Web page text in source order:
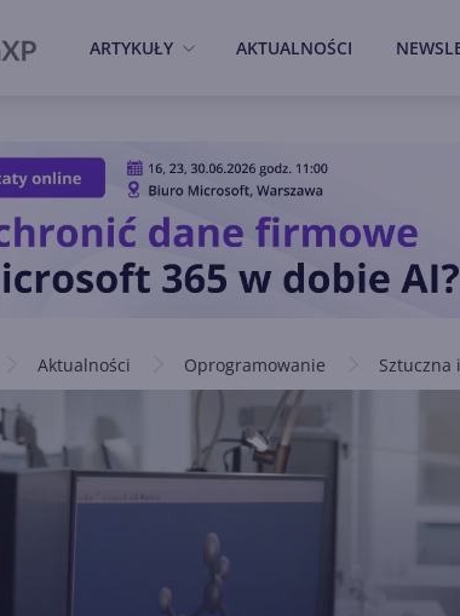
ARTYKUŁY AKTUALNOŚCI
Aktualności Oprogramowanie Sztuczna